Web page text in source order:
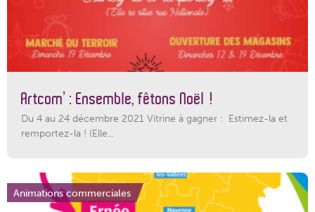
Artcom’ : Ensemble, fêtons Noël !
Du 4 au 24 décembre 2021 Vitrine à gagner : Estimez-la et
remportez-la ! (Elle...
Animations commerciales